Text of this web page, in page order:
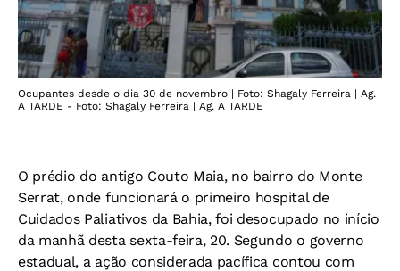
Ocupantes desde o dia 30 de novembro | Foto: Shagaly Ferreira | Ag.
A TARDE - Foto: Shagaly Ferreira | Ag. A TARDE
O prédio do antigo Couto Maia, no bairro do Monte
Serrat, onde funcionará o primeiro hospital de
Cuidados Paliativos da Bahia, foi desocupado no início
da manhã desta sexta-feira, 20. Segundo o governo
estadual, a ação considerada pacífica contou com